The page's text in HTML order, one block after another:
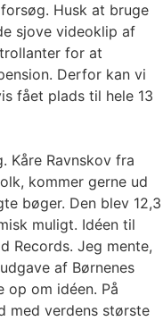
Husk at bruge
sjove videoklip af
for at
Derfor kan vi
fået plads til hele 13
Kåre Ravnskov fra
kommer gerne ud
bøger. Den blev 12,3
muligt. Idéen til
Records. Jeg mente,
af Børnenes
om idéen. På
med verdens største